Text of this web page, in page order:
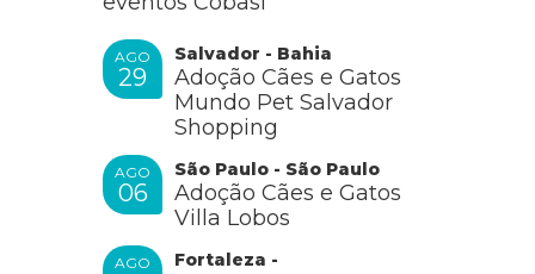
AGO
29
Salvador - Bahia
Adoção Cães e Gatos
Mundo Pet Salvador
Shopping
AGO
06
São Paulo - São Paulo
Adoção Cães e Gatos
Villa Lobos
AGO Fortaleza -